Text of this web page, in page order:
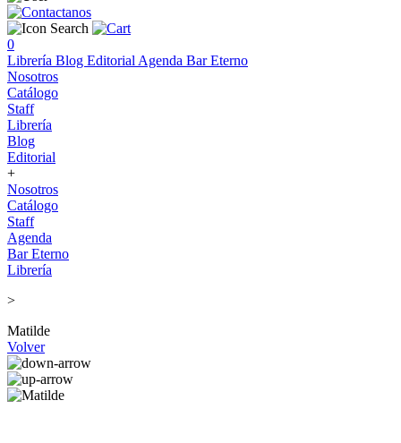
0
Librería Blog Editorial Agenda Bar Eterno
Nosotros
Catálogo
Staff
Librería
Blog
Editorial
+
Nosotros
Catálogo
Staff
Agenda
Bar Eterno
Librería
>
Matilde
Volver